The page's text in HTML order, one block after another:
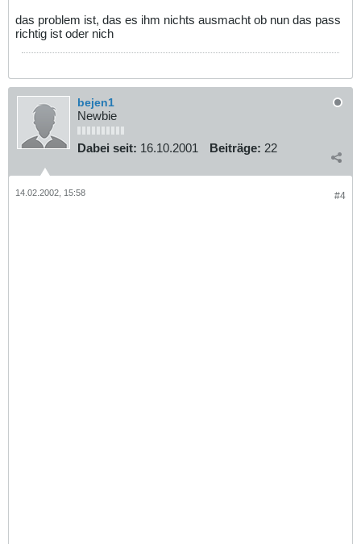
das problem ist, das es ihm nichts ausmacht ob nun das pass
richtig ist oder nich
bejen1
Newbie
Dabei seit: 16.10.2001 Beiträge: 22
#4
14.02.2002, 15:58